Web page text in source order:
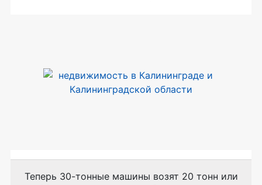
Теперь 30-тонныемашины возят 20 тонн или